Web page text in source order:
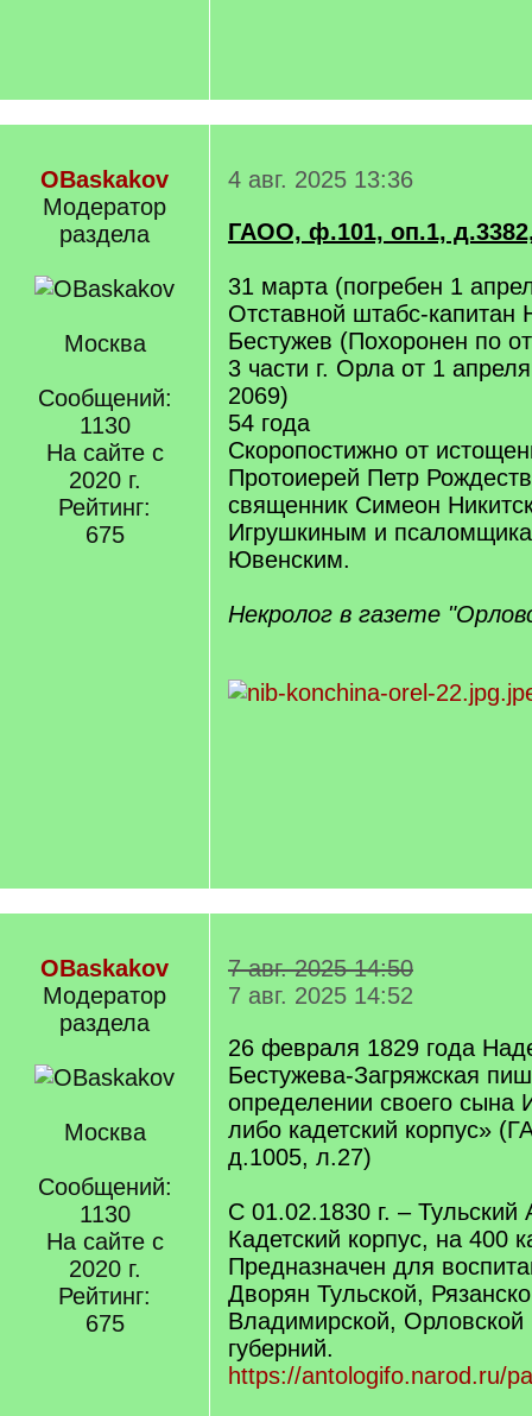
OBaskakov
Модератор
раздела
Москва
Сообщений:
1130
На сайте с
2020 г.
Рейтинг:
675
4 авг. 2025 13:36
ГАОО, ф.101, оп.1,
31 марта (погребен 1
Отставной штабс-капитан
Бестужев (Похоронен по
3 части г. Орла от 1
2069)
54 года
Скоропостижно от
Протоиерей Петр
священник Симеон
Игрушкиным и
Ювенским.
Некролог в газете
OBaskakov
Модератор
раздела
Москва
Сообщений:
1130
На сайте с
2020 г.
Рейтинг:
675
7 авг. 2025 14:50
7 авг. 2025 14:52
26 февраля 1829 года
Бестужева-Загряжская
определении своего сына
либо кадетский корпус»
д.1005, л.27)
C 01.02.1830 г. – Тульский
Кадетский корпус, на 400
Предназначен для
Дворян Тульской,
Владимирской, Орловской
губерний.
https://antologifo.narod.ru/